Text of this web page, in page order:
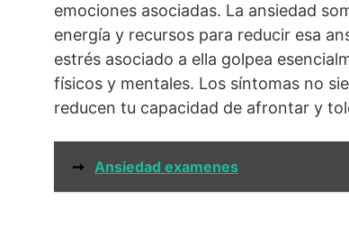
emociones asociadas. La ansiedad
energía y recursos para reducir esa
estrés asociado a ella golpea
físicos y mentales. Los síntomas no
reducen tu capacidad de afrontar y
➞ Ansiedad examenes